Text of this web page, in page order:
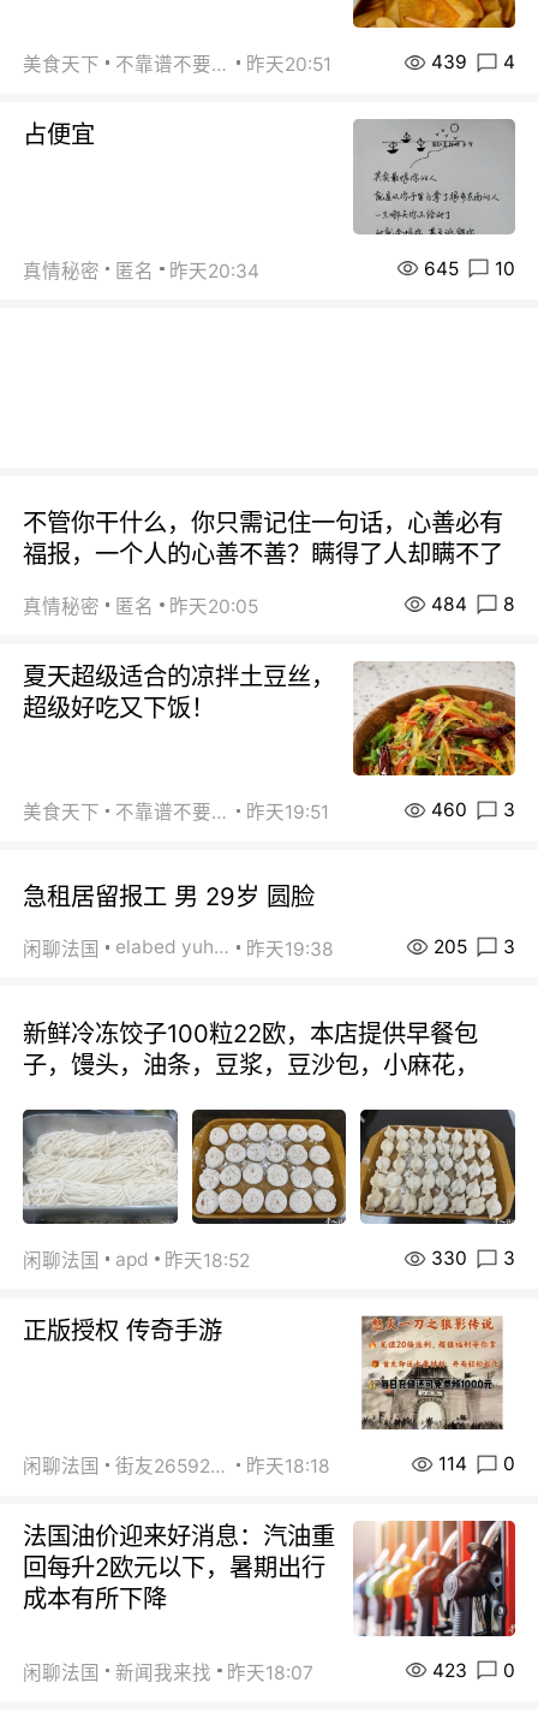
美食天下 不靠谱不要联系 昨天20:51 439 4
占便宜
真情秘密 匿名 昨天20:34 645 10
不管你干什么，你只需记住一句话，心善必有
福报，一个人的心善不善？瞒得了人却瞒不了
真情秘密 匿名 昨天20:05 484 8
夏天超级适合的凉拌土豆丝，
超级好吃又下饭！
美食天下 不靠谱不要联系 昨天19:51 460 3
急租居留报工 男 29岁 圆脸
闲聊法国 elabed yuhua 昨天19:38 205 3
新鲜冷冻饺子100粒22欧，本店提供早餐包
子，馒头，油条，豆浆，豆沙包，小麻花，
闲聊法国 apd 昨天18:52 330 3
正版授权 传奇手游
闲聊法国 街友26592800 昨天18:18 114 0
法国油价迎来好消息：汽油重
回每升2欧元以下，暑期出行
成本有所下降
闲聊法国 新闻我来找 昨天18:07 423 0